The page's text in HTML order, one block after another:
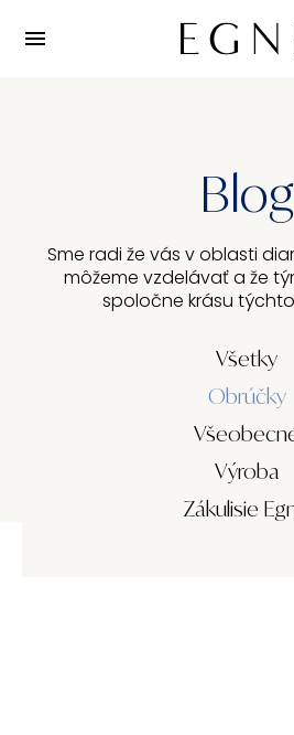
Blog
Sme radi že vás v oblasti
môžeme vzdelávať a že
spoločne krásu
Všetky
Obrúčky
Výroba
Zákulisie